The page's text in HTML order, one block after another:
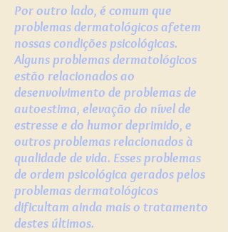
Por outro lado, é comum que
problemas dermatológicos afetem
nossas condições psicológicas.
Alguns problemas dermatológicos
estão relacionados ao
desenvolvimento de problemas de
autoestima, elevação do nível de
estresse e do humor deprimido, e
outros problemas relacionados à
qualidade de vida. Esses problemas
de ordem psicológica gerados pelos
problemas dermatológicos
dificultam ainda mais o tratamento
destes últimos.